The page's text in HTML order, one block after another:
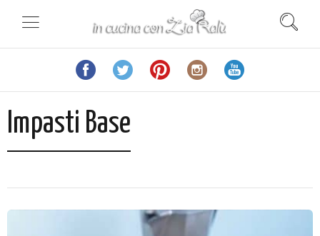
Impasti Base